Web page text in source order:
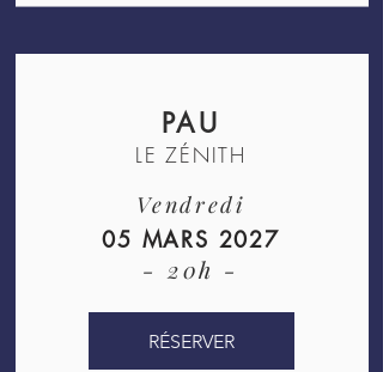
PAU
LE ZÉNITH
Vendredi
05 MARS 2027
- 20h -
RÉSERVER